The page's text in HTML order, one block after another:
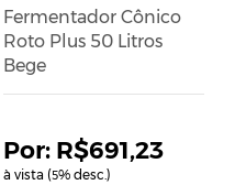
Fermentador Cônico
Roto Plus 50 Litros
Bege
R$691,23
à vista (5% desc.)